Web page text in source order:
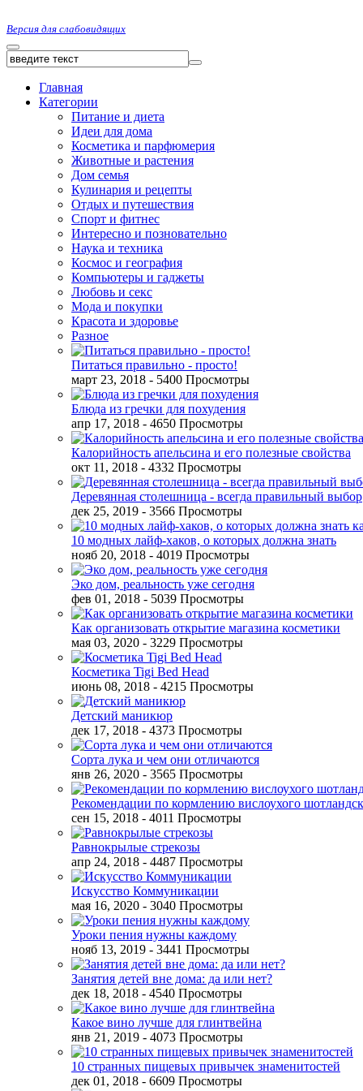
Версия для слабовидящих
Главная
Категории
Питание и диета
Идеи для дома
Косметика и парфюмерия
Животные и растения
Дом семья
Кулинария и рецепты
Отдых и путешествия
Спорт и фитнес
Интересно и позновательно
Наука и техника
Космос и география
Компьютеры и гаджеты
Любовь и секс
Мода и покупки
Красота и здоровье
Разное
Питаться правильно - просто!
март 23, 2018 - 5400 Просмотры
Блюда из гречки для похудения
апр 17, 2018 - 4650 Просмотры
Калорийность апельсина и его полезные свойства
окт 11, 2018 - 4332 Просмотры
Деревянная столешница - всегда правильный выбор
дек 25, 2019 - 3566 Просмотры
10 модных лайф-хаков, о которых должна знать
нояб 20, 2018 - 4019 Просмотры
Эко дом, реальность уже сегодня
фев 01, 2018 - 5039 Просмотры
Как организовать открытие магазина косметики
мая 03, 2020 - 3229 Просмотры
Косметика Tigi Bed Head
июнь 08, 2018 - 4215 Просмотры
Детский маникюр
дек 17, 2018 - 4373 Просмотры
Сорта лука и чем они отличаются
янв 26, 2020 - 3565 Просмотры
Рекомендации по кормлению вислоухого
сен 15, 2018 - 4011 Просмотры
Равнокрылые стрекозы
апр 24, 2018 - 4487 Просмотры
Искусство Коммуникации
мая 16, 2020 - 3040 Просмотры
Уроки пения нужны каждому
нояб 13, 2019 - 3441 Просмотры
Занятия детей вне дома: да или нет?
дек 18, 2018 - 4540 Просмотры
Какое вино лучше для глинтвейна
янв 21, 2019 - 4073 Просмотры
10 странных пищевых привычек знаменитостей
дек 01, 2018 - 6609 Просмотры